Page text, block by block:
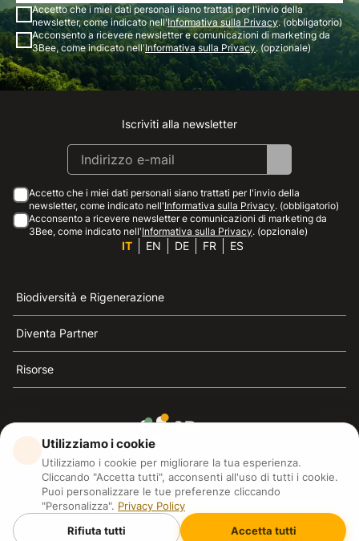
Accetto che i miei dati personali siano trattati per l'invio della
newsletter, come indicato nell'Informativa sulla Privacy. (obbligatorio)
Acconsento a ricevere newsletter e comunicazioni di marketing da
3Bee, come indicato nell'Informativa sulla Privacy. (opzionale)
Instagram
Facebook
Linkedin
Youtube
Iscriviti alla newsletter
Accetto che i miei dati personali siano trattati per l'invio della
newsletter, come indicato nell'Informativa sulla Privacy. (obbligatorio)
Acconsento a ricevere newsletter e comunicazioni di marketing da
3Bee, come indicato nell'Informativa sulla Privacy. (opzionale)
IT EN DE FR ES
Biodiversità e Rigenerazione
Diventa Partner
Risorse
3Bee è il riferimento della sostenibilità, la difesa delle
api e della biodiversità
3Bee S.R.L Via Pastrengo 14, 20159, Milano (MI)
P.IVA: IT09711590969
3Bee GmbHSede legale: Oranienburger Straße 23, 10178
Utilizziamo i cookie
Utilizziamo i cookie per migliorare la tua esperienza.
Cliccando "Accetta tutti", acconsenti all'uso di tutti i cookie.
Puoi personalizzare le tue preferenze cliccando
"Personalizza". Privacy Policy
Rifiuta tutti
Accetta tutti